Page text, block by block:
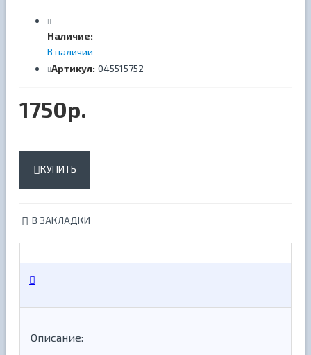
Наличие:
В наличии
Артикул: 045515752
1750р.
КУПИТЬ
В ЗАКЛАДКИ
Описание: